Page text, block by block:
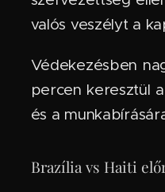
valós veszélyt a
Védekezésben
percen keresztül
és a
Brazília vs Haiti